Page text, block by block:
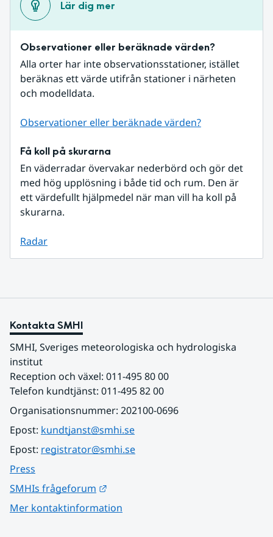
Lär dig mer
Observationer eller beräknade värden?
Alla orter har inte observationsstationer, istället
beräknas ett värde utifrån stationer i närheten
och modelldata.
Observationer eller beräknade värden?
Få koll på skurarna
En väderradar övervakar nederbörd och gör det
med hög upplösning i både tid och rum. Den är
ett värdefullt hjälpmedel när man vill ha koll på
skurarna.
Radar
Kontakta SMHI
SMHI, Sveriges meteorologiska och hydrologiska
institut
Reception och växel: 011-495 80 00
Telefon kundtjänst: 011-495 82 00
Organisationsnummer: 202100-0696
Epost: kundtjanst@smhi.se
Epost: registrator@smhi.se
Press
SMHIs frågeforum
Mer kontaktinformation